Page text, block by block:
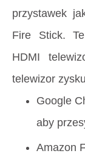
przystawek
Fire Stick.
HDMI
telewizor
Google
aby
Amazon